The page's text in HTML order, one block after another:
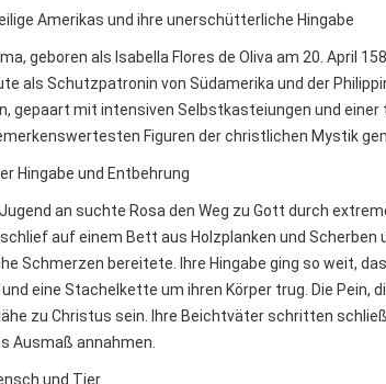
Amerikas und ihre unerschütterliche Hingabe
geboren als Isabella Flores de Oliva am 20. April
als Schutzpatronin von Südamerika und der
gepaart mit intensiven Selbstkasteiungen und
Figuren der christlichen Mystik
Hingabe und Entbehrung
an suchte Rosa den Weg zu Gott durch
auf einem Bett aus Holzplanken und
Schmerzen bereitete. Ihre Hingabe ging so weit,
eine Stachelkette um ihren Körper trug. Die Pein,
zu Christus sein. Ihre Beichtväter schritten
Ausmaß annahmen.
und Tier